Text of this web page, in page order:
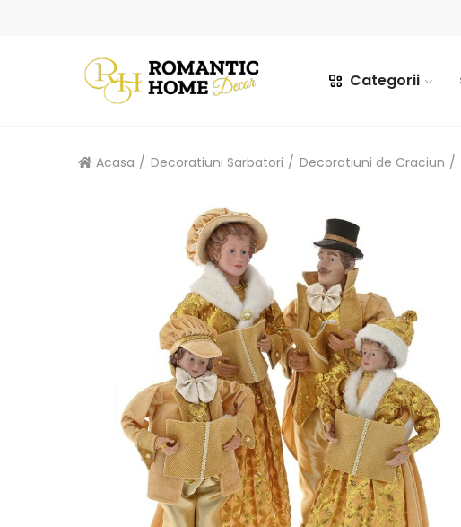
Categorii
Acasa Decoratiuni Sarbatori Decoratiuni de Craciun